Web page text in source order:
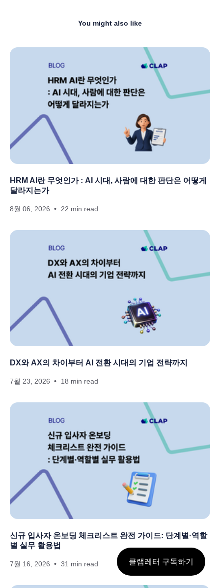
You might also like
HRM AI란 무엇인가 : AI 시대, 사람에 대한 판단은 어떻게
달라지는가
8월 06, 2026 22 min read
DX와 AX의 차이부터 AI 전환 시대의 기업 전략까지
7월 23, 2026 18 min read
신규 입사자 온보딩 체크리스트 완전 가이드: 단계별·역할
별 실무 활용법
7월 16, 2026 31 min read 클랩레터 구독하기